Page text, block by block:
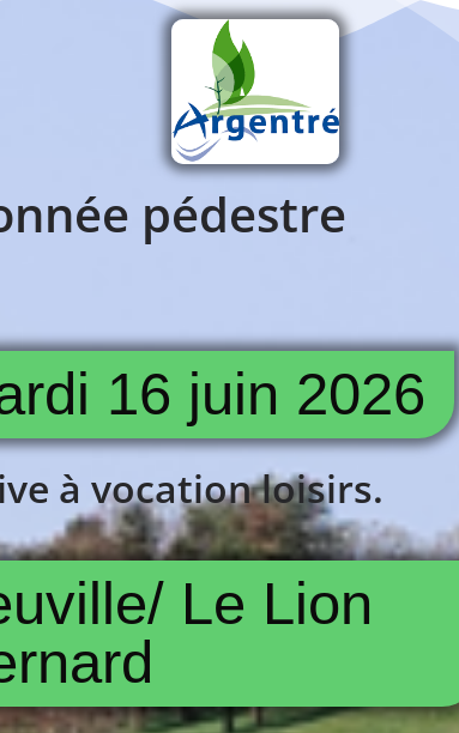
pédestre
16 juin 2026
à vocation loisirs.
Le Lion